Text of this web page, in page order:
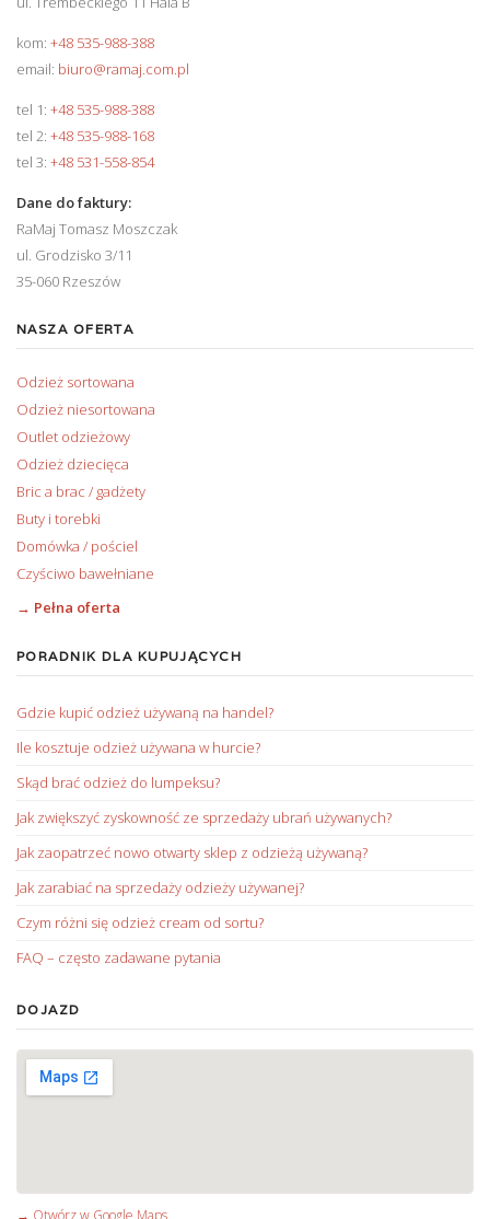
kom: +48 535-988-388
email: biuro@ramaj.com.pl
tel 1: +48 535-988-388
tel 2: +48 535-988-168
tel 3: +48 531-558-854
Dane do faktury:
RaMaj Tomasz Moszczak
ul. Grodzisko 3/11
35-060 Rzeszów
NASZA OFERTA
Odzież sortowana
Odzież niesortowana
Outlet odzieżowy
Odzież dziecięca
Bric a brac / gadżety
Buty i torebki
Domówka / pościel
Czyściwo bawełniane
→ Pełna oferta
PORADNIK DLA KUPUJĄCYCH
Gdzie kupić odzież używaną na handel?
Ile kosztuje odzież używana w hurcie?
Skąd brać odzież do lumpeksu?
Jak zwiększyć zyskowność ze sprzedaży ubrań używanych?
Jak zaopatrzeć nowo otwarty sklep z odzieżą używaną?
Jak zarabiać na sprzedaży odzieży używanej?
Czym różni się odzież cream od sortu?
FAQ – często zadawane pytania
DOJAZD
→ Otwórz w Google Maps